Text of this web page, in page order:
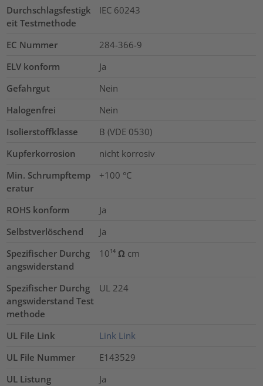
Durchschlagsfestigk
eit Testmethode
IEC 60243
EC Nummer
284-366-9
ELV konform
Ja
Gefahrgut
Nein
Halogenfrei
Nein
Isolierstoffklasse
B (VDE 0530)
Kupferkorrosion
nicht korrosiv
Min. Schrumpftemp
eratur
+100 °C
ROHS konform
Ja
Selbstverlöschend
Ja
Spezifischer Durchg
angswiderstand
10¹⁴ Ω cm
Spezifischer Durchg
angswiderstand Test
methode
UL 224
UL File Link Link Link
UL File Nummer
E143529
UL Listung
Ja